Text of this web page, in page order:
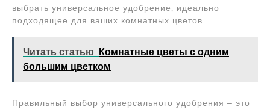
выбрать универсальное удобрение‚ идеально
подходящее для ваших комнатных цветов.
Читать статью
Комнатные цветы с одним
большим цветком
Правильный выбор универсального удобрения – это